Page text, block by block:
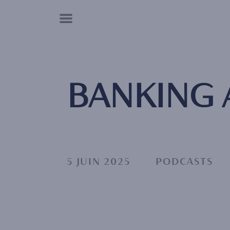
BANKING
5 JUIN 2025 PODCASTS